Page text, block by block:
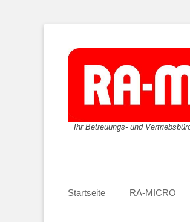
Ihr Betreuungs- und
Primäres Menü
Inhalt
Startseite RA-MICRO